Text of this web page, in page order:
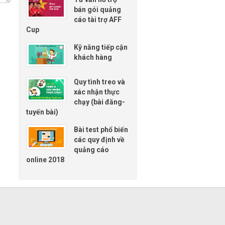
bán gói quảng
cáo tài trợ AFF
Cup
Kỹ năng tiếp cận
khách hàng
Quy tình treo và
xác nhận thực
chạy (bài đăng-
tuyến bài)
Bài test phổ biến
các quy định về
quảng cáo
online 2018